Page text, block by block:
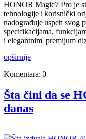
HONOR Magic7 Pro je
tehnologije i korisnički
nadograđuje uspeh svog
specifikacijama,
i elegantnim, premijum
opširnije
Komentara: 0
Šta čini da se
danas